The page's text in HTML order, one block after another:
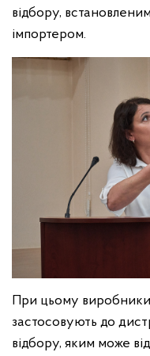
відбору,
імпортером.
При цьому
застосовують до
відбору, яким може